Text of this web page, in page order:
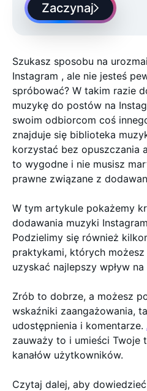
Zaczynaj
Szukasz sposobu na
Instagram , ale nie jesteś
spróbować? W takim razie
muzykę do postów na
swoim odbiorcom coś
znajduje się biblioteka
korzystać bez opuszczania
to wygodne i nie musisz
prawne związane z
W tym artykule pokażemy
dodawania muzyki
Podzielimy się również
praktykami, których
uzyskać najlepszy wpływ
Zrób to dobrze, a możesz
wskaźniki zaangażowania,
udostępnienia i komentarze.
zauważy to i umieści Twoje
kanałów użytkowników.
Czytaj dalej, aby